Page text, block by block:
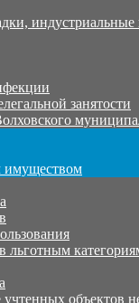
индустриальные
занятости
имуществом
льготным
учтенных объектов